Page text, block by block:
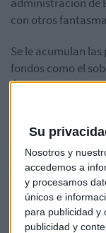
Su
Nosotros y
accedemos a
y procesamos
únicos e
para publicidad y
publicidad y
con otros
Se le acumulan
fondos como el
último desplome
Cifras que
Solaria ha
demasiado al
año,su beneficio
los precios de la